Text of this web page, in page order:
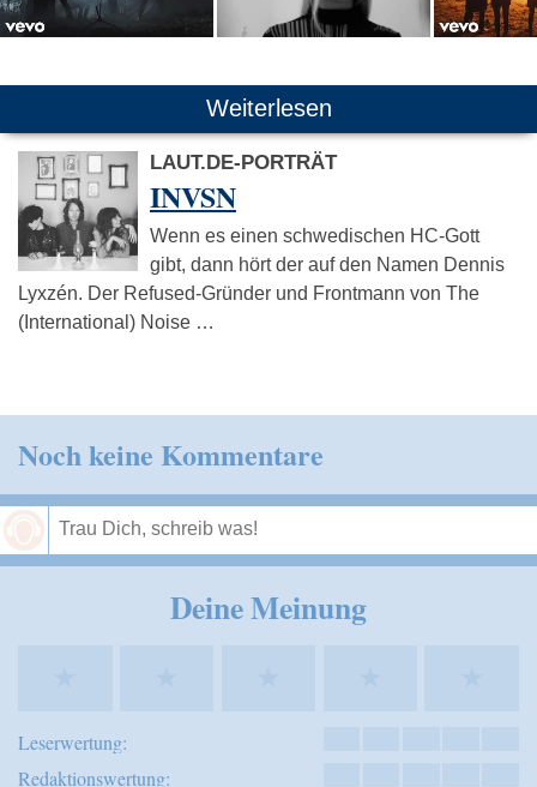
Weiterlesen
LAUT.DE-PORTRÄT
INVSN
Wenn es einen schwedischen HC-Gott
gibt, dann hört der auf den Namen Dennis
Lyxzén. Der Refused-Gründer und Frontmann von The
(International) Noise …
Noch keine Kommentare
Deine Meinung
Leserwertung:
Redaktionswertung: